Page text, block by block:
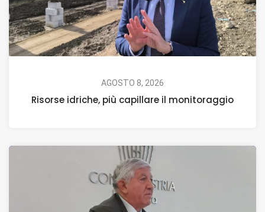
AGOSTO 8, 2026
Risorse idriche, più capillare il monitoraggio